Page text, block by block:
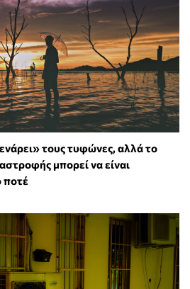
τους τυφώνες, αλλά το
μπορεί να είναι
ποτέ